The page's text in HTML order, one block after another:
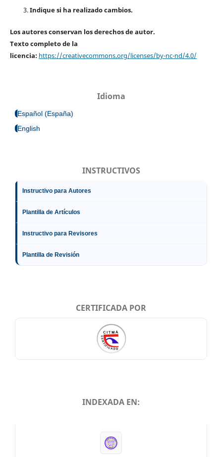
Indique si ha realizado cambios.
Los autores conservan los derechos de autor.
Texto completo de la
licencia: https://creativecommons.org/licenses/by-nc-nd/4.0/
Idioma
Español (España)
English
INSTRUCTIVOS
Instructivo para Autores
Plantilla de Artículos
Instructivo para Revisores
Plantilla de Revisión
CERTIFICADA POR
INDEXADA EN: